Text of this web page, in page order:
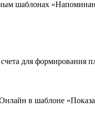
шаблонах
для формирования
в шаблоне